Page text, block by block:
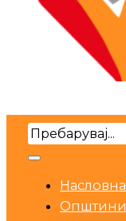
Search
Насловна
Општини